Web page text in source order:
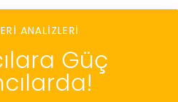
ANALİZLERİ
Güç